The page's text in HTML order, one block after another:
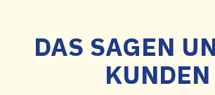
DAS SAGEN
KUNDEN